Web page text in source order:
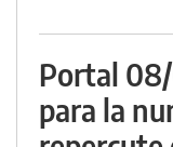
Portal
para la